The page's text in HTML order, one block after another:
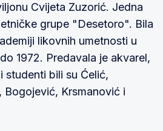
Cvijeta Zuzorić. Jedna
grupe "Desetoro". Bila
likovnih umetnosti u
1972. Predavala je akvarel,
studenti bili su Ćelić,
Bogojević, Krsmanović i